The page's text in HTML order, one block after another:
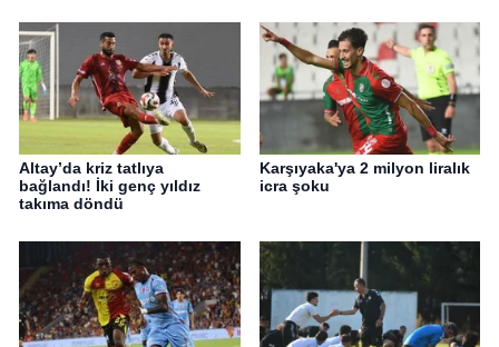
Altay’da kriz tatlıya
bağlandı! İki genç yıldız
takıma döndü
Karşıyaka'ya 2 milyon liralık
icra şoku